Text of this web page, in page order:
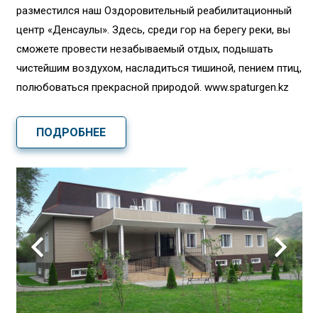
разместился наш Оздоровительный реабилитационный
центр «Денсаулық». Здесь, среди гор на берегу реки, вы
сможете провести незабываемый отдых, подышать
чистейшим воздухом, насладиться тишиной, пением птиц,
полюбоваться прекрасной природой. www.spaturgen.kz
ПОДРОБНЕЕ